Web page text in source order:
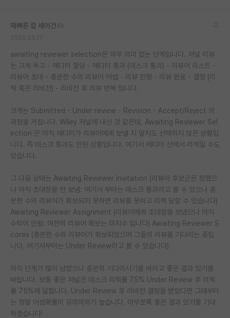
재빠른 칼 세이건
awaiting reviewer selection은 아무 의미 없는 단계입니다. 저널 리뷰
는 크게 투고 - 에디터 할당 - 에디터 통과 (데스크 통과) - 리뷰어 리스트 -
리뷰어 초대 - 충분한 수의 리뷰어 어셉 - 리뷰 진행 - 리뷰 완료 - 결정 (리
젝 혹은 리비전) - 리비전 후 리뷰 반복 입니다.
크게는 Submitted - Under review - Revision - Accept/Reject 의
과정을 거칩니다. Wiley 저널에 내신 것 같은데, Awaiting Reviewer Sel
ection 은 아직 에디터가 리뷰어에게 보낼 지 말지도 선택하지 않은 상황입
니다. 즉 데스크 통과도 안된 상황입니다. 여기서 에디터 선에서 리젝일 수도
있습니다.
그 다음 상태는 Awaiting Reviewer Invitation (리뷰어 후보군은 정했으
나 아직 초대장을 안 보냄: 여기서 부터는 데스크 통과라고 볼 수 있으나 충
분한 수의 리뷰어가 확보되지 못하면 리뷰를 못하고 리젝 당할 수 있습니다)
Awaiting Reviewer Assignment (리뷰어에게 초대장을 보냈으나 아직
수락이 안됨: 여전히 리뷰어 확보는 미지수 입니다) Awaiting Reviewer S
cores (충분한 수의 리뷰어가 확보되었으며 그들의 리뷰를 기다리는 중입
니다. 여기서부터는 Under Review라고 볼 수 있습니다).
아직 단계가 많이 남았으니 충분히 기다리시기를 바라고 좋은 결과 있기를
바랍니다. 보통 좋은 저널은 데스크 리젝률 75% Under Review 후 리젝
률 75%에 달합니다. Under Review 후 리비전 결정을 받았다면 그때부터
는 정말 어셉확률이 유의미하기 높습니다. 아무쪼록 좋은 결과 있기를 기대
하겠습니다!